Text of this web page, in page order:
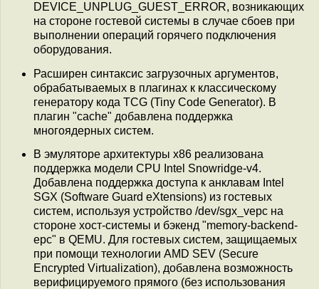
DEVICE_UNPLUG_GUEST_ERROR, возникающих
на стороне гостевой системы в случае сбоев при
выполнении операций горячего подключения
оборудования.
Расширен синтаксис загрузочных аргументов,
обрабатываемых в плагинах к классическому
генератору кода TCG (Tiny Code Generator). В
плагин "cache" добавлена поддержка
многоядерных систем.
В эмуляторе архитектуры x86 реализована
поддержка модели CPU Intel Snowridge-v4.
Добавлена поддержка доступа к анклавам Intel
SGX (Software Guard eXtensions) из гостевых
систем, используя устройство /dev/sgx_vepc на
стороне хост-системы и бэкенд "memory-backend-
epc" в QEMU. Для гостевых систем, защищаемых
при помощи технологии AMD SEV (Secure
Encrypted Virtualization), добавлена возможность
верифицируемого прямого (без использования